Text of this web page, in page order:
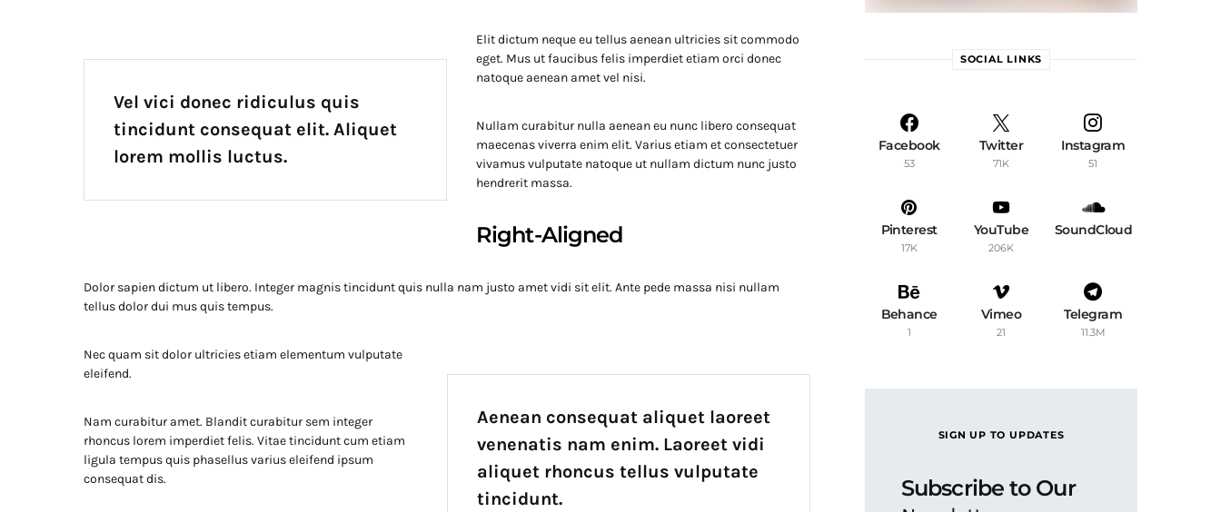
Vel vici donec ridiculus quis
tincidunt consequat elit. Aliquet
lorem mollis luctus.
Elit dictum neque eu tellus aenean ultricies sit commodo
eget. Mus ut faucibus felis imperdiet etiam orci donec
natoque aenean amet vel nisi.
Nullam curabitur nulla aenean eu nunc libero consequat
maecenas viverra enim elit. Varius etiam et consectetuer
vivamus vulputate natoque ut nullam dictum nunc justo
hendrerit massa.
Right-Aligned
Dolor sapien dictum ut libero. Integer magnis tincidunt quis nulla nam justo amet vidi sit elit. Ante pede massa nisi nullam
tellus dolor dui mus quis tempus.
Aenean consequat aliquet laoreet
venenatis nam enim. Laoreet vidi
aliquet rhoncus tellus vulputate
tincidunt.
Nec quam sit dolor ultricies etiam elementum vulputate
eleifend.
Nam curabitur amet. Blandit curabitur sem integer
rhoncus lorem imperdiet felis. Vitae tincidunt cum etiam
ligula tempus quis phasellus varius eleifend ipsum
consequat dis.
SOCIAL LINKS
Facebook
53
Twitter
71K
Instagram
51
Pinterest
17K
YouTube
206K
SoundCloud
Behance
1
Vimeo
21
Telegram
11.3M
SIGN UP TO UPDATES
Subscribe to Our